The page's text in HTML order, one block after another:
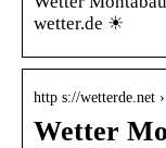
wetter.de ☀
http s://wetterde.net
Wetter